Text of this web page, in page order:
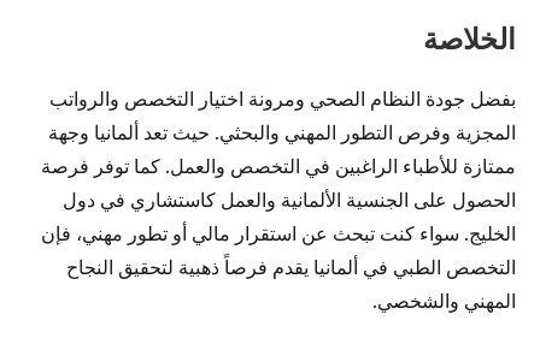
الخلاصة
بفضل جودة النظام الصحي ومرونة اختيار التخصص والرواتب
المجزية وفرص التطور المهني والبحثي. حيث تعد ألمانيا وجهة
ممتازة للأطباء الراغبين في التخصص والعمل. كما توفر فرصة
الحصول على الجنسية الألمانية والعمل كاستشاري في دول
الخليج. سواء كنت تبحث عن استقرار مالي أو تطور مهني، فإن
التخصص الطبي في ألمانيا يقدم فرصاً ذهبية لتحقيق النجاح
المهني والشخصي.